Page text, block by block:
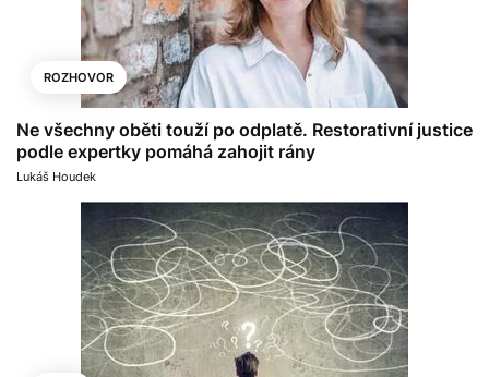
ROZHOVOR
Ne všechny oběti touží po odplatě. Restorativní justice
podle expertky pomáhá zahojit rány
Lukáš Houdek